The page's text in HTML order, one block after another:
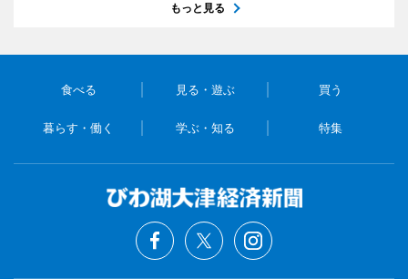
もっと見る
食べる 見る・遊ぶ 買う
暮らす・働く 学ぶ・知る 特集